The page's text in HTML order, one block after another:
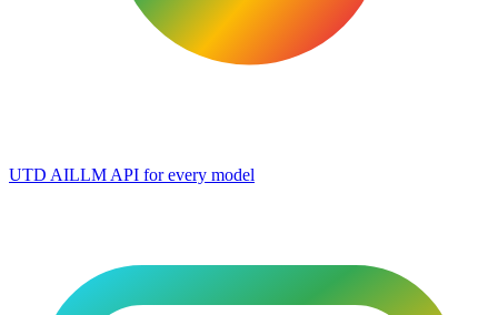
UTD AILLM API for every model